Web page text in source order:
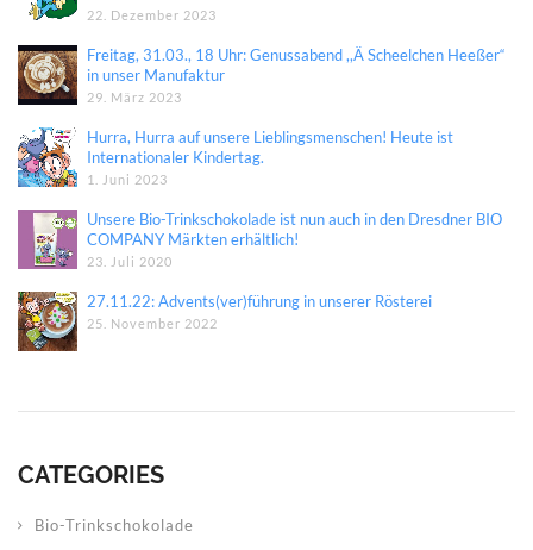
22. Dezember 2023
Freitag, 31.03., 18 Uhr: Genussabend ,,Ä Scheelchen Heeßer“
in unser Manufaktur
29. März 2023
Hurra, Hurra auf unsere Lieblingsmenschen! Heute ist
Internationaler Kindertag.
1. Juni 2023
Unsere Bio-Trinkschokolade ist nun auch in den Dresdner BIO
COMPANY Märkten erhältlich!
23. Juli 2020
27.11.22: Advents(ver)führung in unserer Rösterei
25. November 2022
CATEGORIES
Bio-Trinkschokolade